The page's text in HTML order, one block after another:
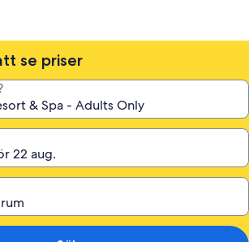
se priser